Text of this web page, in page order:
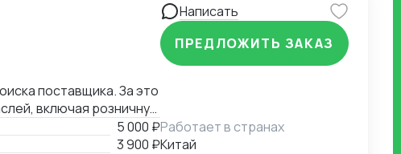
укрепил мои навыки
в Китае.
работа с
и ведение деловых
качества перед
и коммерческой
технологий
поставщика. За это
включая розничную
поставщиков для
успешные сделки.
5 000 ₽
3 900 ₽
Написать
ПРЕДЛОЖИТЬ ЗАКАЗ
Работает в странах
Китай